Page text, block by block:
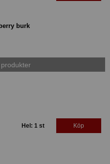
burk
Hel: 1 st Köp